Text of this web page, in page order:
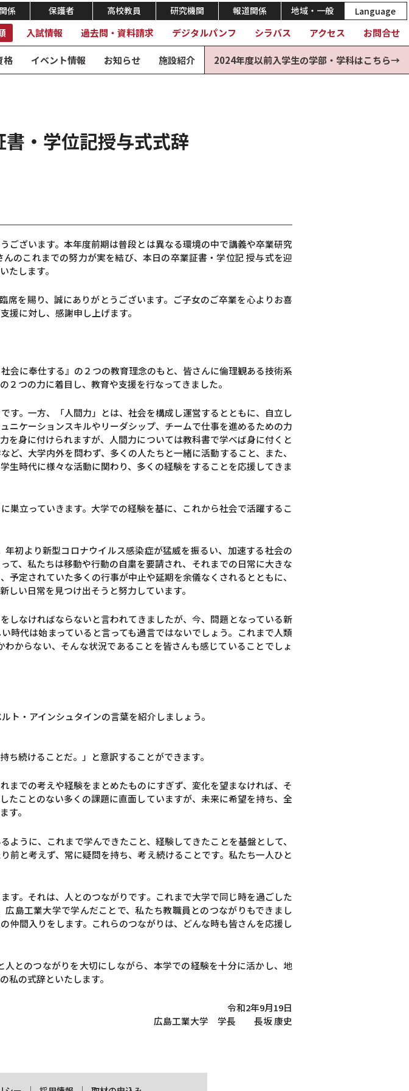
係 保護者 高校教員 研究機関 報道関係 地域・一般 Language
入試情報 過去問・資料請求 デジタルパンフ シラバス アクセス お問合せ
格 イベント情報 お知らせ 施設紹介 2024年度以前入学生の学部・学科はこちら→
・学位記授与式式辞
ございます。本年度前期は普段とは異なる環境の中で講義や卒業研究
のこれまでの努力が実を結び、本日の卒業証書・学位記 授与式を迎
たします。
を賜り、誠にありがとうございます。ご子女のご卒業を心よりお喜
援に対し、感謝申し上げます。
会に奉仕する』の２つの教育理念のもと、皆さんに倫理観ある技術系
つの力に着目し、教育や支援を行なってきました。
す。一方、「人間力」とは、社会を構成し運営するとともに、自立し
ニケーションスキルやリーダシップ、チームで仕事を進めるための力
を身に付けられますが、人間力については教科書で学べば身に付くと
、大学内外を問わず、多くの人たちと一緒に活動すること、また、
生時代に様々な活動に関わり、多くの経験をすることを応援してきま
巣立っていきます。大学での経験を基に、これから社会で活躍するこ
初より新型コロナウイルス感染症が猛威を振るい、加速する社会の
て、私たちは移動や行動の自粛を要請され、それまでの日常に大きな
定されていた多くの行事が中止や延期を余儀なくされるとともに、
い日常を見つけ出そうと努力しています。
しなければならないと言われてきましたが、今、問題となっている新
時代は始まっていると言っても過言ではないでしょう。これまで人類
からない、そんな状況であることを皆さんも感じていることでしょ
ト・アインシュタインの言葉を紹介しましょう。
ち続けることだ。」と意訳することができます。
までの考えや経験をまとめたものにすぎず、変化を望まなければ、そ
たことのない多くの課題に直面していますが、未来に希望を持ち、全
す。
うに、これまで学んできたこと、経験してきたことを基盤として、
前と考えず、常に疑問を持ち、考え続けることです。私たち一人ひと
す。それは、人とのつながりです。これまで大学で同じ時を過ごした
島工業大学で学んだことで、私たち教職員とのつながりもできまし
仲間入りをします。これらのつながりは、どんな時も皆さんを応援し
とのつながりを大切にしながら、本学での経験を十分に活かし、地
私の式辞といたします。
令和2年9月19日
広島工業大学 学長 長坂 康史